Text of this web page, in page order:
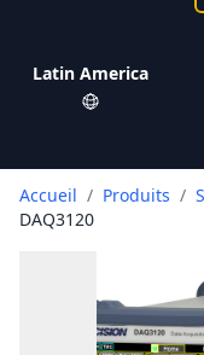
Latin America
Accueil / Produits /
DAQ3120